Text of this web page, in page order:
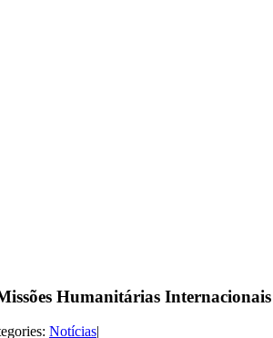
Humanitárias Internacionais
Notícias|